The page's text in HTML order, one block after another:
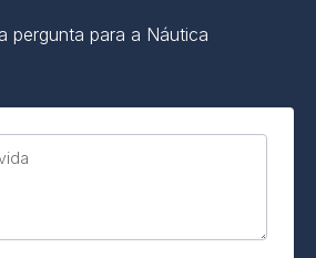
pergunta para a Náutica